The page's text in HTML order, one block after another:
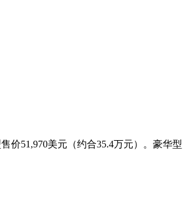
价51,970美元（约合35.4万元）。豪华型